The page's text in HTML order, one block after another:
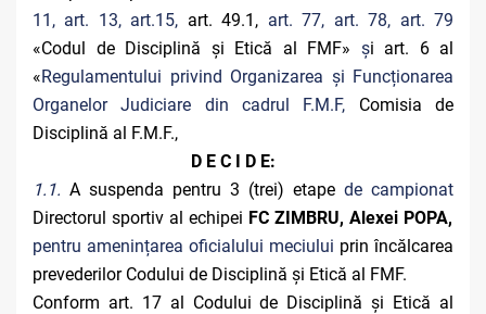
11, art. 13, art.15, art. 49.1, art. 77, art. 78, art. 79
«Codul de Disciplină și Etică al FMF» și art. 6 al
«Regulamentului privind Organizarea și Funcționarea
Organelor Judiciare din cadrul F.M.F, Comisia de
Disciplină al F.M.F.,
D E C I D E:
1.1. A suspenda pentru 3 (trei) etape de campionat
Directorul sportiv al echipei FC ZIMBRU, Alexei POPA,
pentru amenințarea oficialului meciului prin încălcarea
prevederilor Codului de Disciplină și Etică al FMF.
Conform art. 17 al Codului de Disciplină și Etică al